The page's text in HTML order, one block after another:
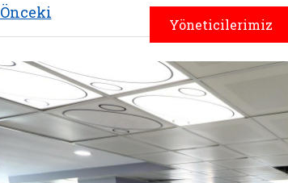
Yöneticilerimiz
Önceki